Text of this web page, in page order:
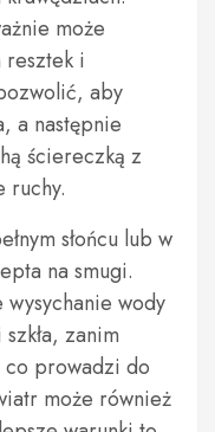
może
i
aby
a następnie
ściereczką z
ruchy.
słońcu lub w
na smugi.
wysychanie wody
zanim
co prowadzi do
może również